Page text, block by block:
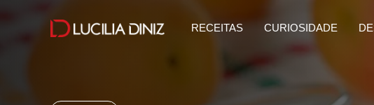
RECEITAS CURIOSIDADE